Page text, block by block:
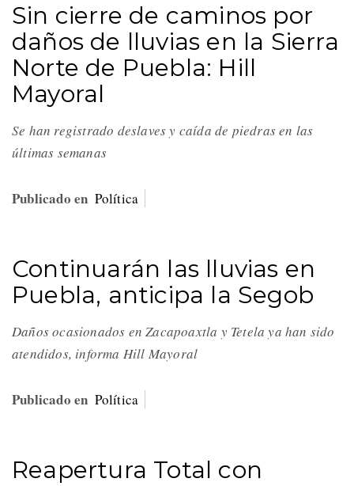
Sin cierre de caminos por
daños de lluvias en la Sierra
Norte de Puebla: Hill
Mayoral
Se han registrado deslaves y caída de piedras en las
últimas semanas
Publicado en Política
Continuarán las lluvias en
Puebla, anticipa la Segob
Daños ocasionados en Zacapoaxtla y Tetela ya han sido
atendidos, informa Hill Mayoral
Publicado en Política
Reapertura Total con